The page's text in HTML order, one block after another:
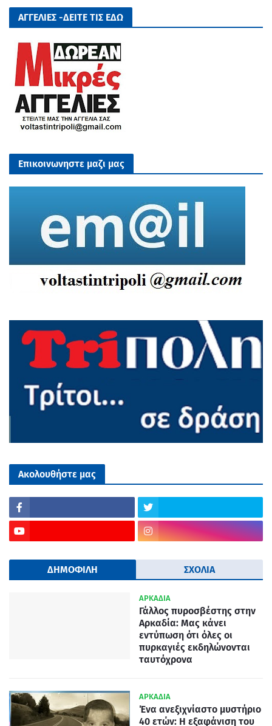
ΑΓΓΕΛΙΕΣ -ΔΕΙΤΕ ΤΙΣ ΕΔΩ
Επικοινωνηστε μαζι μας
Ακολουθήστε μας
ΔΗΜΟΦΙΛΗ ΣΧΟΛΙΑ
ΑΡΚΑΔΙΑ
Γάλλος πυροσβέστης στην
Αρκαδία: Μας κάνει
εντύπωση ότι όλες οι
πυρκαγιές εκδηλώνονται
ταυτόχρονα
ΑΡΚΑΔΙΑ
Ένα ανεξιχνίαστο μυστήριο
40 ετών: Η εξαφάνιση του